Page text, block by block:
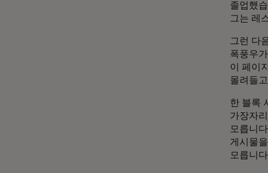
졸업했
그는 레
그런 다
폭풍우
이 페이
몰려들
한 블록
가장자
모릅니
게시물
모릅니